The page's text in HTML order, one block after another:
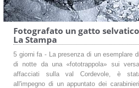
Fotografato un gatto
La Stampa
5 giorni fa - La presenza di un esemplare
di notte da una «fototrappola» sui
affacciati sulla val Cordevole, è
all'impegno di un appuntato dei